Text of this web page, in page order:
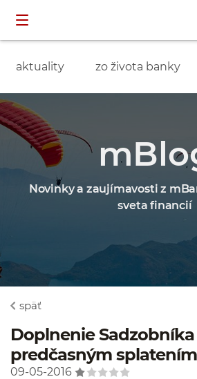
aktuality zo života banky
Novinky a zaujímavosti z
sveta financií
späť
Doplnenie
predčasným splatením
09-05-2016